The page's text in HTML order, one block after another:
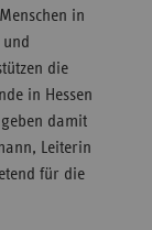
in
die
in Hessen
damit
Leiterin
für die